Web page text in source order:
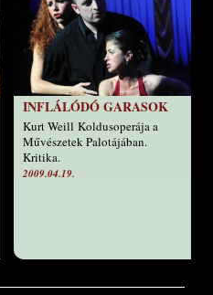
INFLÁLÓDÓ GARASOK
Kurt Weill Koldusoperája a
Művészetek Palotájában.
Kritika.
2009.04.19.